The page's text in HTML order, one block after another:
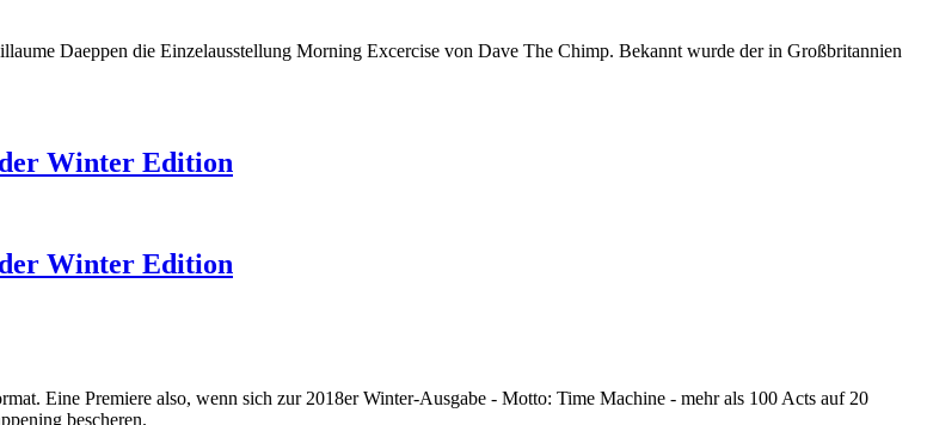
Daeppen die Einzelausstellung Morning Excercise von Dave The Chimp. Bekannt wurde der in Großbritannien
Winter Edition
Winter Edition
Eine Premiere also, wenn sich zur 2018er Winter-Ausgabe - Motto: Time Machine - mehr als 100 Acts auf 20
bescheren.